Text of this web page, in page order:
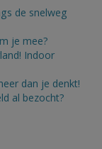
de snelweg
je mee?
Indoor
dan je denkt!
al bezocht?